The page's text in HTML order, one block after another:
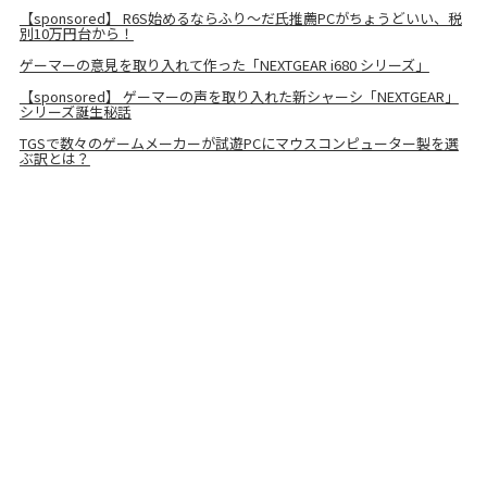
【sponsored】 R6S始めるならふり～だ氏推薦PCがちょうどいい、税
別10万円台から！
ゲーマーの意見を取り入れて作った「NEXTGEAR i680 シリーズ」
【sponsored】 ゲーマーの声を取り入れた新シャーシ「NEXTGEAR」
シリーズ誕生秘話
TGSで数々のゲームメーカーが試遊PCにマウスコンピューター製を選
ぶ訳とは？